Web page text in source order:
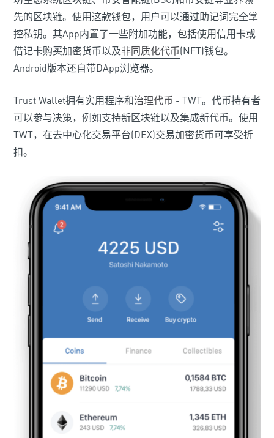
先的区块链。使用这款钱包，用户可以通过助记词完全掌
控私钥。其App内置了一些附加功能，包括使用信用卡或
借记卡购买加密货币以及非同质化代币(NFT)钱包。
Android版本还自带DApp浏览器。
Trust Wallet拥有实用程序和治理代币 - TWT。代币持有者
可以参与决策，例如支持新区块链以及集成新代币。使用
TWT，在去中心化交易平台(DEX)交易加密货币可享受折
扣。